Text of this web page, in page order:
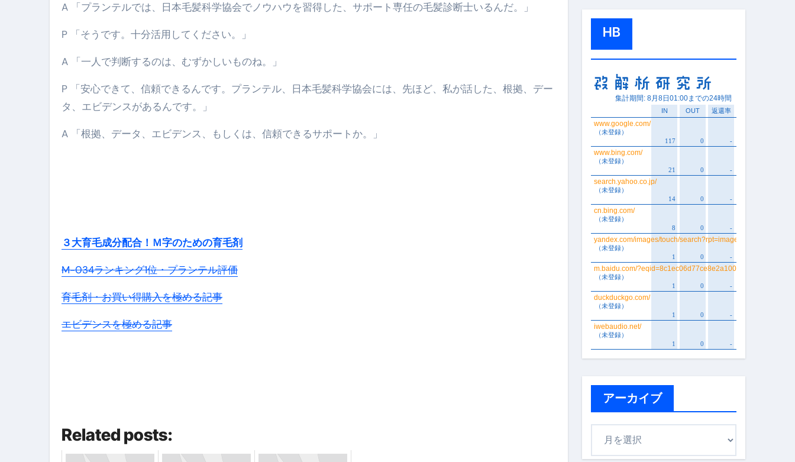
A 「プランテルでは、日本毛髪科学協会でノウハウを習得した、サポート専任の毛髪診断士いるんだ。」
P 「そうです。十分活用してください。」
A 「一人で判断するのは、むずかしいものね。」
P 「安心できて、信頼できるんです。プランテル、日本毛髪科学協会には、先ほど、私が話した、根拠、デー
タ、エビデンスがあるんです。」
A 「根拠、データ、エビデンス、もしくは、信頼できるサポートか。」
３大育毛成分配合！Ｍ字のための育毛剤
M-034ランキング1位・プランテル評価
育毛剤・お買い得購入を極める記事
エビデンスを極める記事
Related posts:
HB
アーカイブ